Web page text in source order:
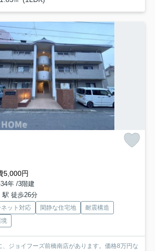
5,000円
年 /3階建
駅 徒歩26分
ット対応 閑静な住宅地
耐震構造
、ジョイフーズ前橋南店があります。価格8万円な